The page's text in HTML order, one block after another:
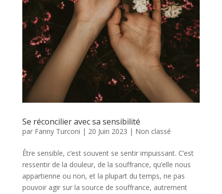
Se réconcilier avec sa sensibilité
par Fanny Turconi | 20 Juin 2023 | Non classé
Être sensible, c’est souvent se sentir impuissant. C’est
ressentir de la douleur, de la souffrance, qu’elle nous
appartienne ou non, et la plupart du temps, ne pas
pouvoir agir sur la source de souffrance, autrement